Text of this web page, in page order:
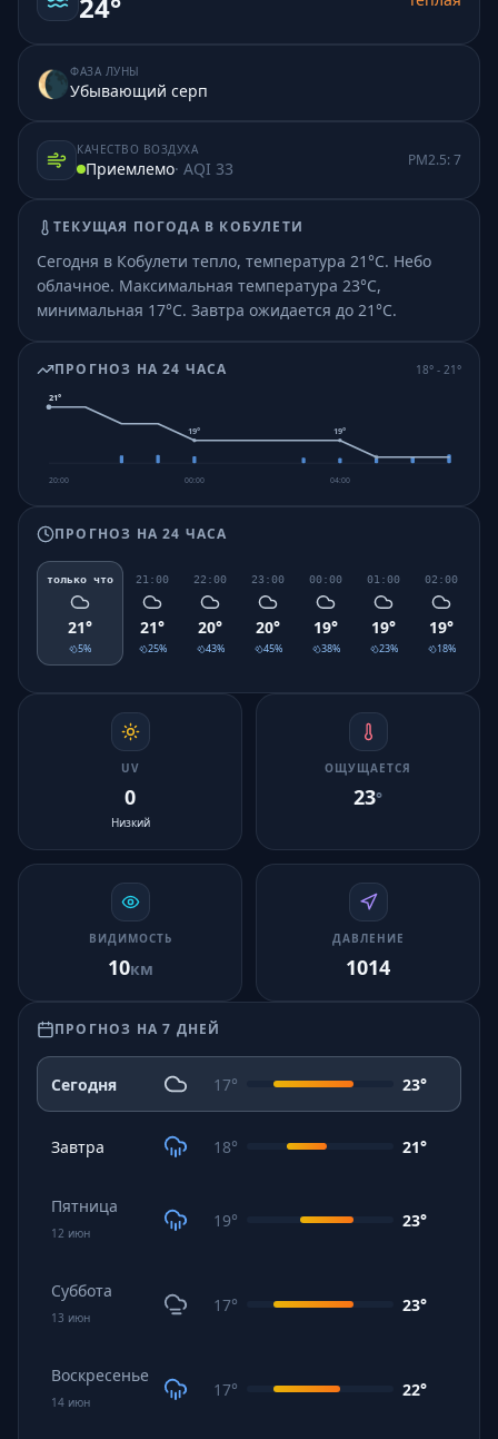
🌘ФАЗА ЛУНЫ
Убывающий серп
КАЧЕСТВО ВОЗДУХА
Приемлемо· AQI 33 PM2.5: 7
ТЕКУЩАЯ ПОГОДА В КОБУЛЕТИ
Сегодня в Кобулети тепло, температура 21°C. Небо
облачное. Максимальная температура 23°C,
минимальная 17°C. Завтра ожидается до 21°C.
ПРОГНОЗ НА 24 ЧАСА 18° - 21°
21°
20:00
19°
00:00
19°
04:00
ПРОГНОЗ НА 24 ЧАСА
только что
21°
5%
21:00
21°
25%
22:00
20°
43%
23:00
20°
45%
00:00
19°
38%
01:00
19°
23%
02:00
19°
18%
UV
0
Низкий
ОЩУЩАЕТСЯ
23°
ВИДИМОСТЬ
10км
ДАВЛЕНИЕ
1014
ПРОГНОЗ НА 7 ДНЕЙ
Сегодня 17° 23°
Завтра 18° 21°
Пятница
12 июн
19° 23°
Суббота
13 июн
17° 23°
Воскресенье
14 июн
17° 22°